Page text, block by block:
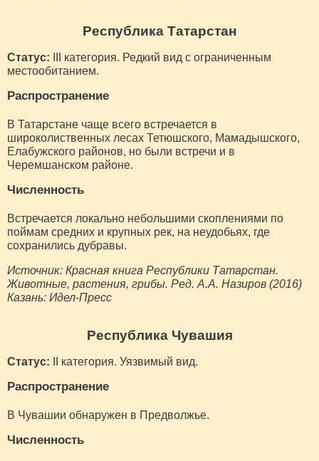
Республика Татарстан
Статус: III категория. Редкий вид с ограниченным
местообитанием.
Распространение
В Татарстане чаще всего встречается в
широколиственных лесах Тетюшского, Мамадышского,
Елабужского районов, но были встречи и в
Черемшанском районе.
Численность
Встречается локально небольшими скоплениями по
поймам средних и крупных рек, на неудобьях, где
сохранились дубравы.
Источник: Красная книга Республики Татарстан.
Животные, растения, грибы. Ред. А.А. Назиров (2016)
Казань: Идел-Пресс
Республика Чувашия
Статус: II категория. Уязвимый вид.
Распространение
В Чувашии обнаружен в Предволжье.
Численность